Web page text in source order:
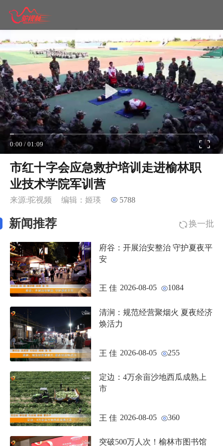
0:00 / 01:09
市红十字会应急救护培训走进榆林职
业技术学院军训营
来源:驼视频 编辑：姬瑛 5788
新闻推荐 换一批
府谷：开展治安整治 守护夏夜平
安
王 佳 2026-08-05 1084
清涧：规范经营聚烟火 夏夜经济
焕活力
王 佳 2026-08-05 255
定边：4万余亩沙地西瓜成熟上
市
王 佳 2026-08-05 360
突破500万人次！榆林市图书馆